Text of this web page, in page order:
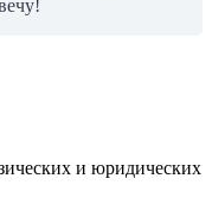
и юридических